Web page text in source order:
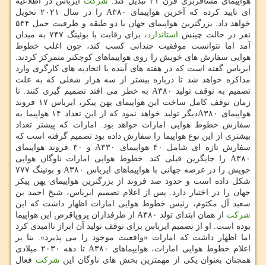
ای تایید كرده كه آخرین هواپیمای A۳۸۰ را در سال ۲۰۲۱ تحویل
خواهد داد. بزرگترین هواپیمای جهان با دو طبقه و ظرفیت حمل ۵۴۴
نفر در حالت چینش استاندارد
، برای رقابت با بوئینگ ۷۴۷ به میدان
آمد اما نتوانست موفقیت چندانی كسب كند، چون اغلب خطوط
هوایی سفارش های خویش را روی هواپیماهای كوچكتر متمركز كردند.
ایرباس گفته است كه در هفته های آینده با اتحادیه های كارگری وارد
مذاكره خواهد شد تا درباره بیشتر از سه هزار شغلی كه به علت
تصمیم به توقف تولید A۳۸۰ به خطر می افتد تصمیم گیری كنند. تا
زمان توقف كامل ساخت این هواپیمای پهن پیكر، ایرباس ۱۷ فروند
هواپیمای A۳۸۰دیگر تولید خواهد نمود كه از این تعداد ۱۴ هواپیما به
سفارش خطوط هوایی امارات خواهد بود. امارات كه پیشتر تعداد
بیشتری از این نوع هواپیما را سفارش داده بود تصمیم گرفته است كه
سفارش تازه ای شامل ۴۰ هواپیمای A۳۳۰ و ۳۰ فروند هواپیمای
A۳۸۰ را جایگزین قبلی كند. خطوط هوایی امارات ناوگان هوایی
خویش را در عرصه جهانی با هواپیماهای ایرباس A۳۸۰ و بوئینگ ۷۷۷
شكل داده است و حدود صد فروند از بزرگترین هواپیمای پهن پیكر
جهان را در اختیار دارد. پس از اعلام تصمیم ایرباس، شیخ احمد بن
سعید آل مكتوم، رئیس خطوط هوایی امارات اظهار داشت كه این
شركت
از همان ابتدای تولد A۳۸۰ از طرفداران پروپاقرص این هواپیما
بوده است. او از تصمیم ایرباس برای توقف تولید آن ابراز ناامیدی كرد
اما اظهار داشت كه امارات «واقعیت موجود را می پذیرد». بنا بر
اعلام خطوط هوایی امارات، هوایپماهای A۳۸۰ تا دهه ۲۰۳۰ میلادی
همچنان بعنوان یكی از مهمترین بخش های ناوگان این شركت فعال